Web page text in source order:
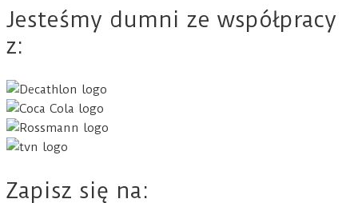
Jesteśmy dumni ze współpracy
z:
Zapisz się na: